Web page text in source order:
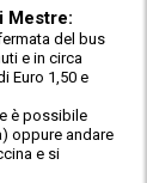
Mestre:
del bus
e in circa
Euro 1,50 e
è possibile
oppure andare
e si